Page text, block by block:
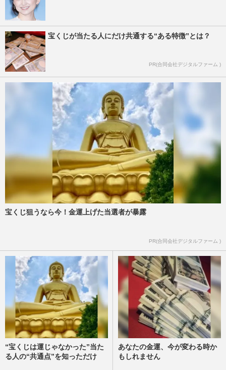
宝くじが当たる人にだけ共通する“ある特徴”とは？
PR(合同会社デジタルファーム )
宝くじ狙うなら今！金運上げた当選者が暴露
PR(合同会社デジタルファーム )
“宝くじは運じゃなかった”当た
る人の“共通点”を知っただけ
あなたの金運、今が変わる時か
もしれません